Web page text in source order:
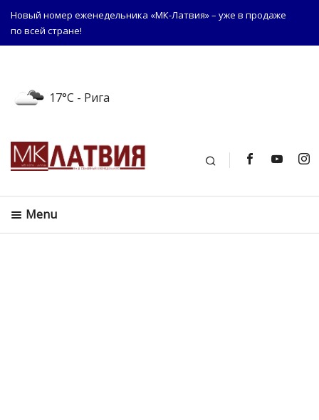
Новый номер еженедельника «МК-Латвия» – уже в продаже
по всей стране!
17°C - Рига
Поиск
Menu